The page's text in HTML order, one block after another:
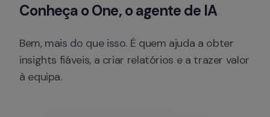
Conheça o One, o agente de IA
Bem, mais do que isso. É quem ajuda a obter
insights fiáveis, a criar relatórios e a trazer valor
à equipa.